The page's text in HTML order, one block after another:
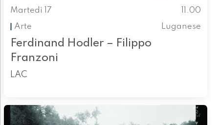
Martedì 17
11.00
Arte
Luganese
Ferdinand Hodler – Filippo
Franzoni
LAC